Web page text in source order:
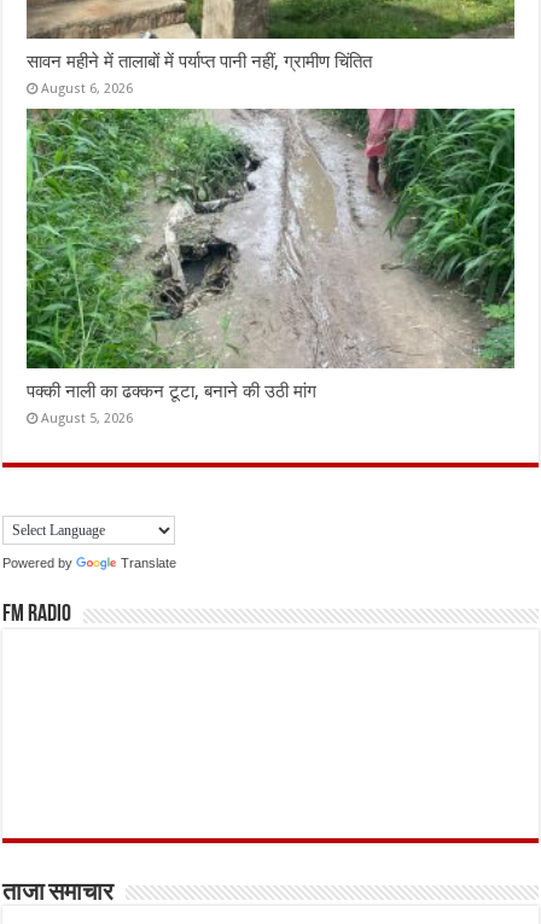
सावन महीने में तालाबों में पर्याप्त पानी नहीं, ग्रामीण चिंतित
August 6, 2026
पक्की नाली का ढक्कन टूटा, बनाने की उठी मांग
August 5, 2026
Powered by Translate
FM Radio
ताजा समाचार